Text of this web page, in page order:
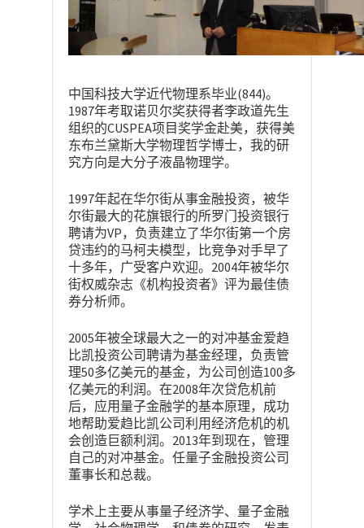
中国科技大学近代物理系毕业(844)。
1987年考取诺贝尔奖获得者李政道先生
组织的CUSPEA项目奖学金赴美，获得美
东布兰黛斯大学物理哲学博士，我的研
究方向是大分子液晶物理学。
1997年起在华尔街从事金融投资，被华
尔街最大的花旗银行的所罗门投资银行
聘请为VP，负责建立了华尔街第一个房
贷违约的马柯夫模型，比竞争对手早了
十多年，广受客户欢迎。 2004年被华尔
街权威杂志《机构投资者》评为最佳债
券分析师。
2005年被全球最大之一的对冲基金爱趋
比凯投资公司聘请为基金经理，负责管
理50多亿美元的基金，为公司创造100多
亿美元的利润。在2008年次贷危机前
后，应用量子金融学的基本原理，成功
地帮助爱趋比凯公司利用经济危机的机
会创造巨额利润。 2013年到现在，管理
自己的对冲基金。任量子金融投资公司
董事长和总裁。
学术上主要从事量子经济学、量子金融